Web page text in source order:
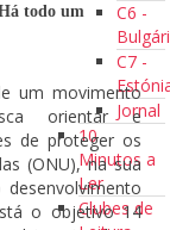
C6 -
C7 -
Jornal
10
Minutos a
Ler
Clubes de
todo um
um movimento
orientar e
de proteger os
(ONU), na sua
o objetivo 14